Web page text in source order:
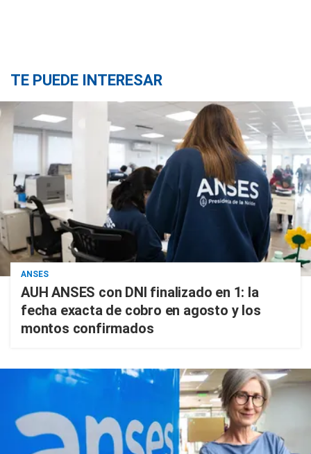
TE PUEDE INTERESAR
ANSES
AUH ANSES con DNI finalizado en 1: la
fecha exacta de cobro en agosto y los
montos confirmados